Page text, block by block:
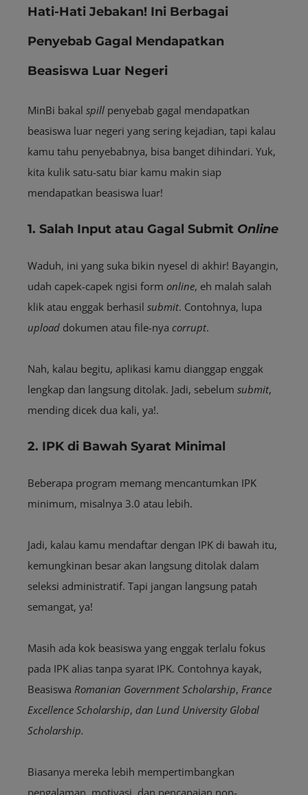
Hati-Hati Jebakan! Ini Berbagai
Penyebab Gagal Mendapatkan
Beasiswa Luar Negeri
MinBi bakal spill penyebab gagal mendapatkan
beasiswa luar negeri yang sering kejadian, tapi kalau
kamu tahu penyebabnya, bisa banget dihindari. Yuk,
kita kulik satu-satu biar kamu makin siap
mendapatkan beasiswa luar!
1. Salah Input atau Gagal Submit Online
Waduh, ini yang suka bikin nyesel di akhir! Bayangin,
udah capek-capek ngisi form online, eh malah salah
klik atau enggak berhasil submit. Contohnya, lupa
upload dokumen atau file-nya corrupt.
Nah, kalau begitu, aplikasi kamu dianggap enggak
lengkap dan langsung ditolak. Jadi, sebelum submit,
mending dicek dua kali, ya!.
2. IPK di Bawah Syarat Minimal
Beberapa program memang mencantumkan IPK
minimum, misalnya 3.0 atau lebih.
Jadi, kalau kamu mendaftar dengan IPK di bawah itu,
kemungkinan besar akan langsung ditolak dalam
seleksi administratif. Tapi jangan langsung patah
semangat, ya!
Masih ada kok beasiswa yang enggak terlalu fokus
pada IPK alias tanpa syarat IPK. Contohnya kayak,
Beasiswa Romanian Government Scholarship, France
Excellence Scholarship, dan Lund University Global
Scholarship.
Biasanya mereka lebih mempertimbangkan
pengalaman, motivasi, dan pencapaian non-